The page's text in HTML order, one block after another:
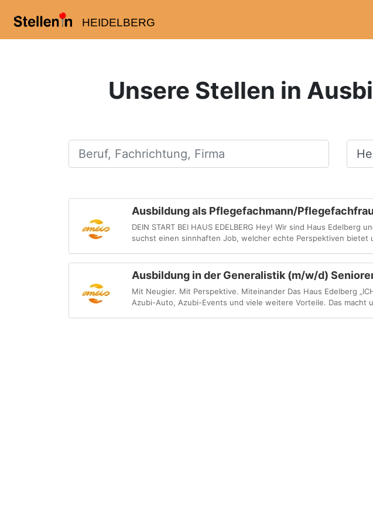
HEIDELBERG
Unsere Stellen in
Beruf, Fachrichtung, Firma Ort,
Ausbildung als Pflegefachmann/
DEIN START BEI HAUS EDELBERG Hey! Wir sind Haus
suchst einen sinnhaften Job, welcher echte Perspektiven bietet
Ausbildung in der Generalistik (m/w/d)
Mit Neugier. Mit Perspektive. Miteinander Das Haus Edelberg
Azubi-Auto, Azubi-Events und viele weitere Vorteile. Das macht